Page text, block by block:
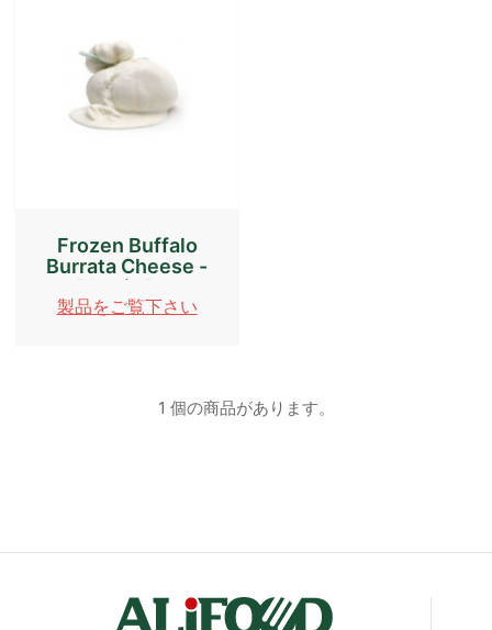
Frozen Buffalo
Burrata Cheese -
Plastic Pot
製品をご覧下さい
1 個の商品があります。